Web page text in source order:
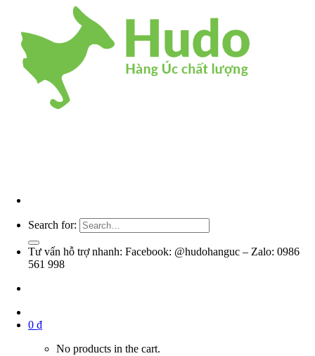
Search for:
Tư vấn hỗ trợ nhanh: Facebook: @hudohanguc – Zalo: 0986
561 998
0 ₫
No products in the cart.